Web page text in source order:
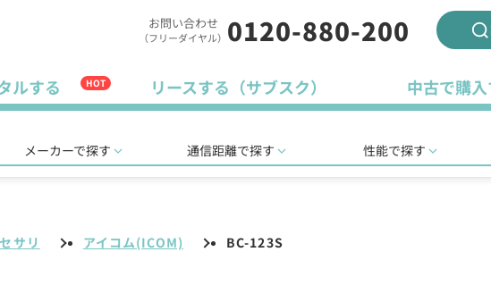
お問い合わせ
（フリーダイヤル） 0120-880-200
ルする HOT リースする（サブスク） 中古で購入
メーカーで探す 通信距離で探す 性能で探す
サリ アイコム(ICOM) BC-123S